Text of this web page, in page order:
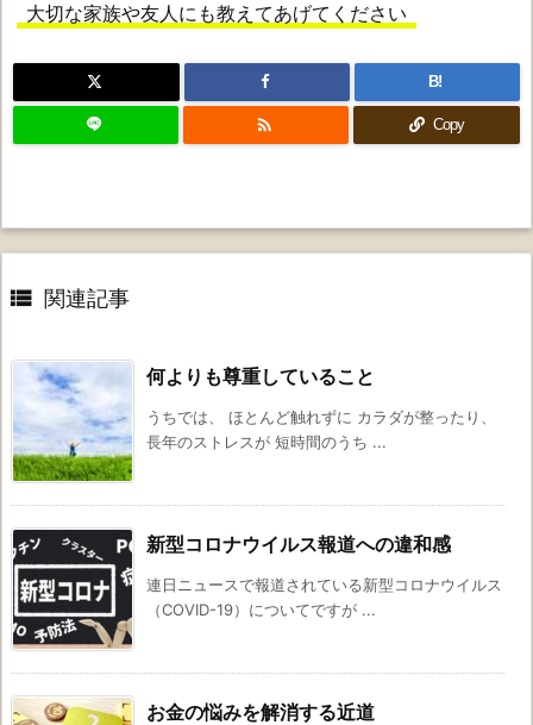
大切な家族や友人にも教えてあげてください
B!
 Copy
 関連記事
何よりも尊重していること
うちでは、 ほとんど触れずに カラダが整ったり、
長年のストレスが 短時間のうち ...
新型コロナウイルス報道への違和感
連日ニュースで報道されている新型コロナウイルス
（COVID-19）についてですが ...
お金の悩みを解消する近道